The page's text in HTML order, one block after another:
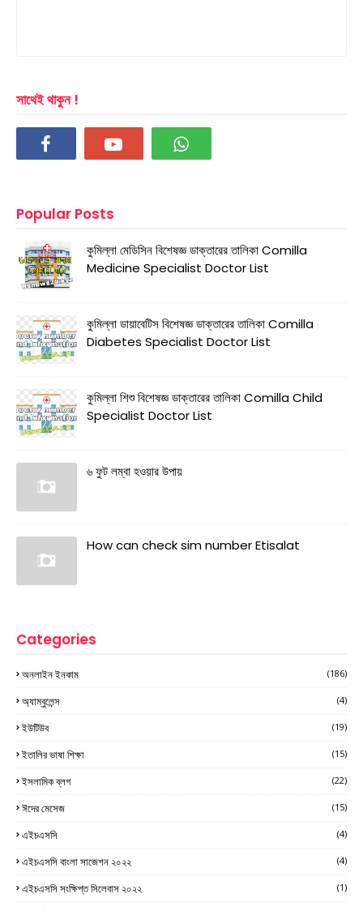
সাথেই থাকুন !
Popular Posts
কুমিল্লা মেডিসিন বিশেষজ্ঞ ডাক্তারের তালিকা Comilla
Medicine Specialist Doctor List
কুমিল্লা ডায়াবেটিস বিশেষজ্ঞ ডাক্তারের তালিকা Comilla
Diabetes Specialist Doctor List
কুমিল্লা শিশু বিশেষজ্ঞ ডাক্তারের তালিকা Comilla Child
Specialist Doctor List
৬ ফুট লম্বা হওয়ার উপায়
How can check sim number Etisalat
Categories
অনলাইন ইনকাম (186)
অ্যাম্বুলেন্স (4)
ইউটিউব (19)
ইতালির ভাষা শিক্ষা (15)
ইসলামিক ব্লগ (22)
ঈদের মেসেজ (15)
এইচএসসি (4)
এইচএসসি বাংলা সাজেশন ২০২২ (4)
এইচএসসি সংক্ষিপ্ত সিলেবাস ২০২২ (1)